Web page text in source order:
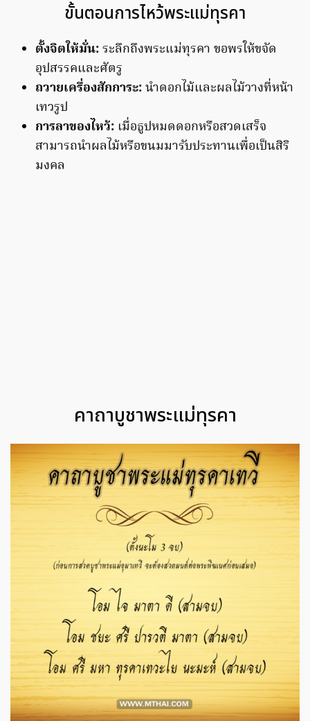
ขั้นตอนการไหว้พระแม่ทุรคา
ตั้งจิตให้มั่น:ระลึกถึงพระแม่ทุรคา ขอพรให้ขจัด
อุปสรรคและศัตรู
ถวายเครื่องสักการะ:นำดอกไม้และผลไม้วางที่หน้า
เทวรูป
การลาของไหว้: เมื่อธูปหมดดอกหรือสวดเสร็จ
สามารถนำผลไม้หรือขนมมารับประทานเพื่อเป็นสิริ
มงคล
คาถาบูชาพระแม่ทุรคา